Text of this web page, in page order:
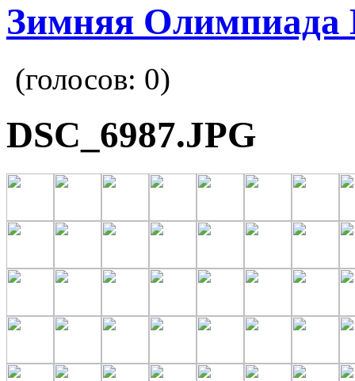
Зимняя Олимпиада
(голосов: 0)
DSC_6987.JPG